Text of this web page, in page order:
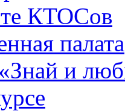
КТОСов
палата
и